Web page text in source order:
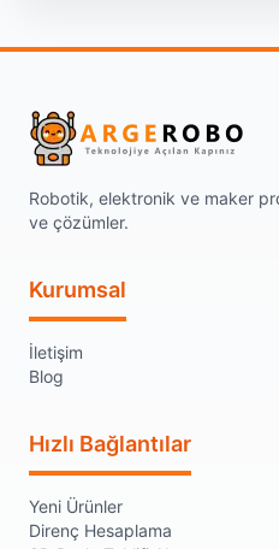
Robotik, elektronik ve maker
ve çözümler.
Kurumsal
İletişim
Blog
Hızlı Bağlantılar
Yeni Ürünler
Direnç Hesaplama